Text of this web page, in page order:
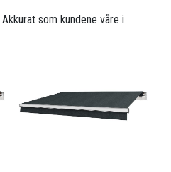
Akkurat som kundene våre i